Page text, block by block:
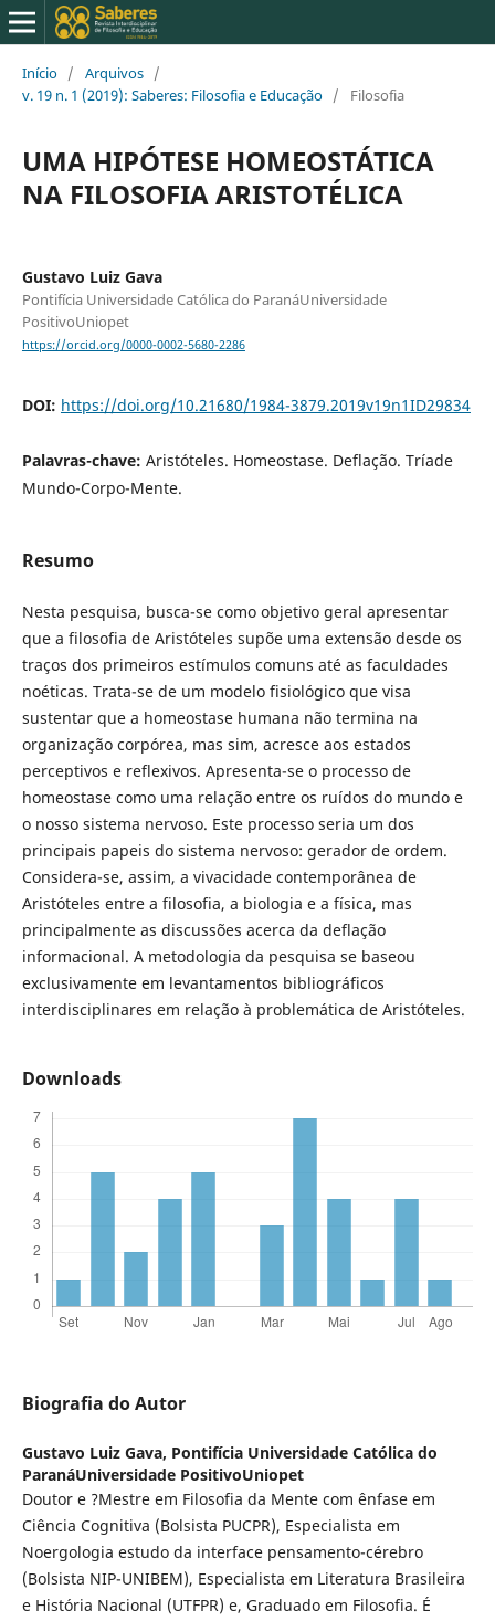
Início / Arquivos /
v. 19 n. 1 (2019): Saberes: Filosofia e Educação / Filosofia
UMA HIPÓTESE HOMEOSTÁTICA
NA FILOSOFIA ARISTOTÉLICA
Gustavo Luiz Gava
Pontifícia Universidade Católica do ParanáUniversidade
PositivoUniopet
https://orcid.org/0000-0002-5680-2286
DOI: https://doi.org/10.21680/1984-3879.2019v19n1ID29834
Palavras-chave: Aristóteles. Homeostase. Deflação. Tríade
Mundo-Corpo-Mente.
Resumo
Nesta pesquisa, busca-se como objetivo geral apresentar
que a filosofia de Aristóteles supõe uma extensão desde os
traços dos primeiros estímulos comuns até as faculdades
noéticas. Trata-se de um modelo fisiológico que visa
sustentar que a homeostase humana não termina na
organização corpórea, mas sim, acresce aos estados
perceptivos e reflexivos. Apresenta-se o processo de
homeostase como uma relação entre os ruídos do mundo e
o nosso sistema nervoso. Este processo seria um dos
principais papeis do sistema nervoso: gerador de ordem.
Considera-se, assim, a vivacidade contemporânea de
Aristóteles entre a filosofia, a biologia e a física, mas
principalmente as discussões acerca da deflação
informacional. A metodologia da pesquisa se baseou
exclusivamente em levantamentos bibliográficos
interdisciplinares em relação à problemática de Aristóteles.
Downloads
Biografia do Autor
Gustavo Luiz Gava, Pontifícia Universidade Católica do
ParanáUniversidade PositivoUniopet
Doutor e ?Mestre em Filosofia da Mente com ênfase em
Ciência Cognitiva (Bolsista PUCPR), Especialista em
Noergologia estudo da interface pensamento-cérebro
(Bolsista NIP-UNIBEM), Especialista em Literatura Brasileira
e História Nacional (UTFPR) e, Graduado em Filosofia. É